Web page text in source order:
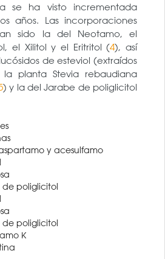
se ha visto incrementada
años. Las incorporaciones
sido la del Neotamo, el
el Xilitol y el Eritritol (4), así
de esteviol (extraídos
planta Stevia rebaudiana
) y la del Jarabe de poliglicitol
y acesulfamo
de poliglicitol
de poliglicitol
K